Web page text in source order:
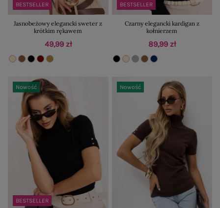
BESTSELLER
Jasnobeżowy elegancki sweter z
krótkim rękawem
49,99 zł
BESTSELLER
Czarny elegancki kardigan z
kołnierzem
89,99 zł
BESTSELLER
Nowość Nowość